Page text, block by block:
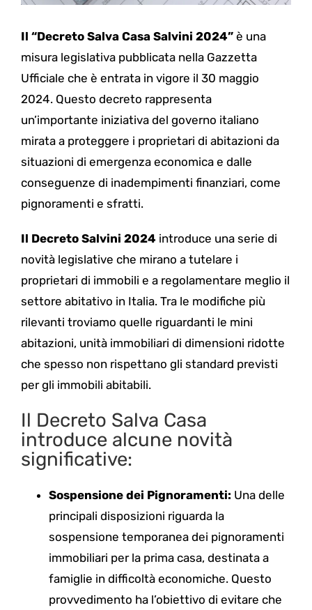
Il “Decreto Salva Casa Salvini 2024” è una
misura legislativa pubblicata nella Gazzetta
Ufficiale che è entrata in vigore il 30 maggio
2024. Questo decreto rappresenta
un’importante iniziativa del governo italiano
mirata a proteggere i proprietari di abitazioni da
situazioni di emergenza economica e dalle
conseguenze di inadempimenti finanziari, come
pignoramenti e sfratti.
Il Decreto Salvini 2024 introduce una serie di
novità legislative che mirano a tutelare i
proprietari di immobili e a regolamentare meglio il
settore abitativo in Italia. Tra le modifiche più
rilevanti troviamo quelle riguardanti le mini
abitazioni, unità immobiliari di dimensioni ridotte
che spesso non rispettano gli standard previsti
per gli immobili abitabili.
Il Decreto Salva Casa
introduce alcune novità
significative:
Sospensione dei Pignoramenti: Una delle
principali disposizioni riguarda la
sospensione temporanea dei pignoramenti
immobiliari per la prima casa, destinata a
famiglie in difficoltà economiche. Questo
provvedimento ha l’obiettivo di evitare che